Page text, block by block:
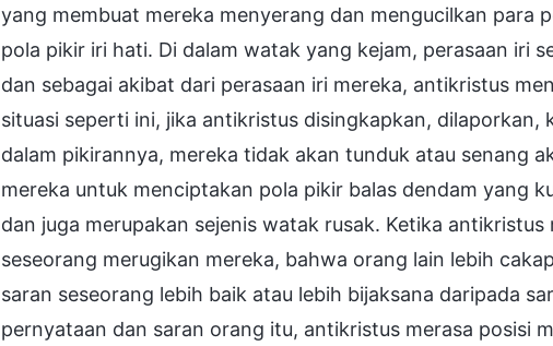
yang membuat mereka menyerang dan mengucilkan para
pola pikir iri hati. Di dalam watak yang kejam, perasaan iri
dan sebagai akibat dari perasaan iri mereka, antikristus
situasi seperti ini, jika antikristus disingkapkan, dilaporkan,
dalam pikirannya, mereka tidak akan tunduk atau senang
mereka untuk menciptakan pola pikir balas dendam yang
dan juga merupakan sejenis watak rusak. Ketika
seseorang merugikan mereka, bahwa orang lain lebih
saran seseorang lebih baik atau lebih bijaksana daripada
pernyataan dan saran orang itu, antikristus merasa posisi